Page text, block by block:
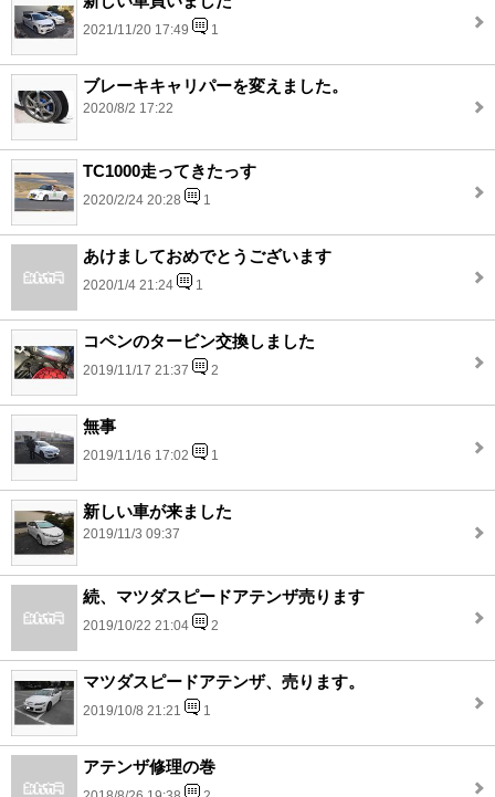
2021/11/20 17:49 1
ブレーキキャリパーを変えました。
2020/8/2 17:22
TC1000走ってきたっす
2020/2/24 20:28 1
あけましておめでとうございます
2020/1/4 21:24 1
コペンのタービン交換しました
2019/11/17 21:37 2
無事
2019/11/16 17:02 1
新しい車が来ました
2019/11/3 09:37
続、マツダスピードアテンザ売ります
2019/10/22 21:04 2
マツダスピードアテンザ、売ります。
2019/10/8 21:21 1
アテンザ修理の巻